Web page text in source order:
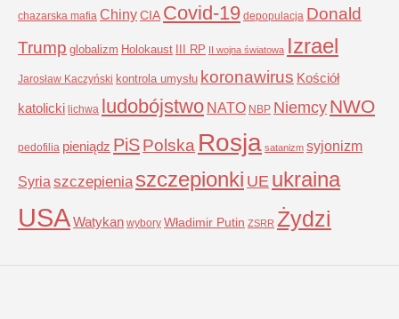
chazarska mafia ChinyCIA Covid-19 depopulacja Donald
Trump globalizm Holokaust III RP II wojna światowa Izrael
Jarosław Kaczyński kontrola umysłu koronawirus Kościół
katolicki lichwa ludobójstwo NATO NBP NiemcyNWO
pedofilia pieniądz PiSPolska Rosja satanizm syjonizm
Syria szczepienia szczepionki UE ukraina
USAWatykan wybory Władimir Putin ZSRR Żydzi